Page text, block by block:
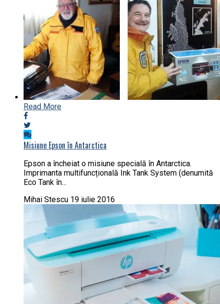
Read More
Misiune Epson în Antarctica
Epson a încheiat o misiune specială în Antarctica.
Imprimanta multifuncțională Ink Tank System (denumită
Eco Tank în...
Mihai Stescu 19 iulie 2016